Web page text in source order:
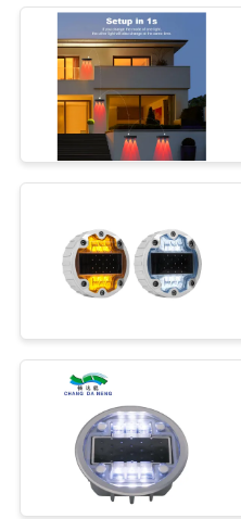
NOUS
CONTACTER
NOUVELLES
DEMANDER
DEVIS
ONLINE
SHOP
Fabricant
solaires
Lumière
solaire